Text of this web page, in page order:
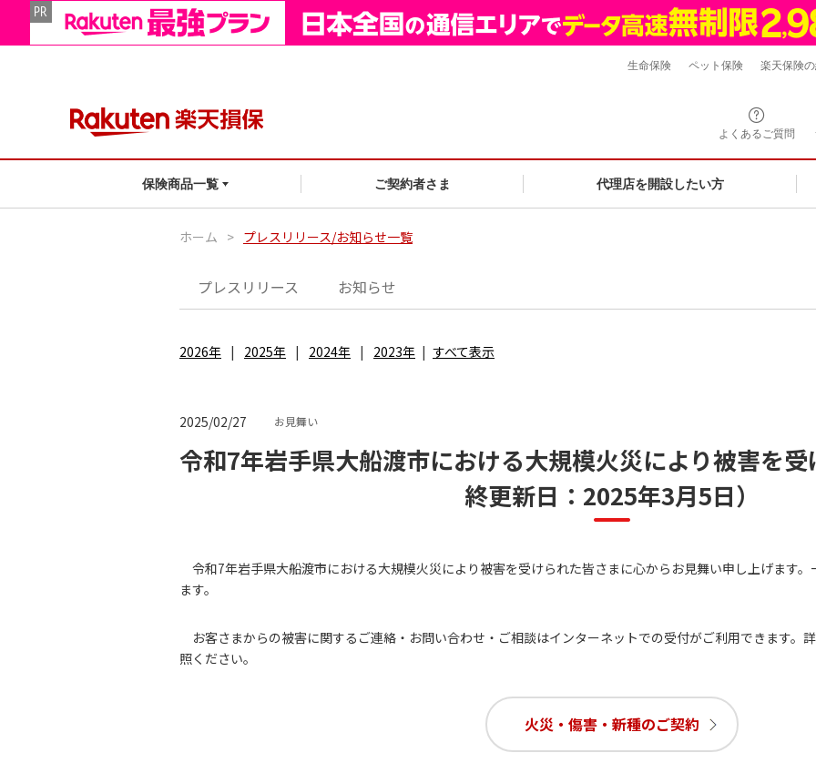
よくあるご質問
保険商品一覧 ご契約者さま 代理店を開設したい方
生命保険 ペット保険 楽天保険
ホーム > プレスリリース/お知らせ一覧
プレスリリース お知らせ
2026年 2025年 2024年 2023年 すべて表示
2025/02/27 お見舞い
令和7年岩手県大船渡市における大規模火災により被害を
終更新日：2025年3月5日）
令和7年岩手県大船渡市における大規模火災により被害を受けられた皆さまに心からお見舞い申し上げます
ます。
お客さまからの被害に関するご連絡・お問い合わせ・ご相談はインターネットでの受付がご利用できます。
照ください。
火災・傷害・新種のご契約